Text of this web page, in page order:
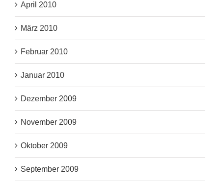
April 2010
März 2010
Februar 2010
Januar 2010
Dezember 2009
November 2009
Oktober 2009
September 2009